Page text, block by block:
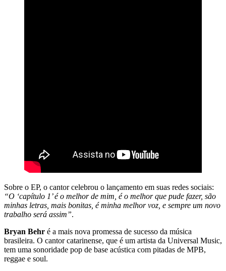
Sobre o EP, o cantor celebrou o lançamento em suas redes sociais:
“O ‘capítulo 1’ é o melhor de mim, é o melhor que pude fazer, são
minhas letras, mais bonitas, é minha melhor voz, e sempre um novo
trabalho será assim”.
Bryan Behr é a mais nova promessa de sucesso da música
brasileira. O cantor catarinense, que é um artista da Universal Music,
tem uma sonoridade pop de base acústica com pitadas de MPB,
reggae e soul.